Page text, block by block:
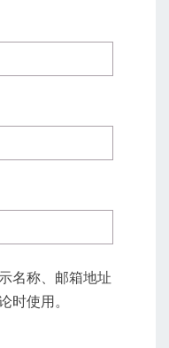
名称、邮箱地址
时使用。